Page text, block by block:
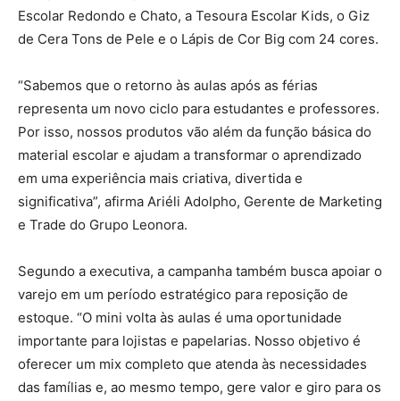
Escolar Redondo e Chato, a Tesoura Escolar Kids, o Giz
de Cera Tons de Pele e o Lápis de Cor Big com 24 cores.
“Sabemos que o retorno às aulas após as férias
representa um novo ciclo para estudantes e professores.
Por isso, nossos produtos vão além da função básica do
material escolar e ajudam a transformar o aprendizado
em uma experiência mais criativa, divertida e
significativa”, afirma Ariéli Adolpho, Gerente de Marketing
e Trade do Grupo Leonora.
Segundo a executiva, a campanha também busca apoiar o
varejo em um período estratégico para reposição de
estoque. “O mini volta às aulas é uma oportunidade
importante para lojistas e papelarias. Nosso objetivo é
oferecer um mix completo que atenda às necessidades
das famílias e, ao mesmo tempo, gere valor e giro para os